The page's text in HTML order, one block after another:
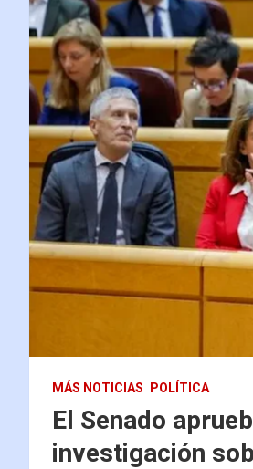
MÁS NOTICIAS POLÍTICA
El Senado
investigación